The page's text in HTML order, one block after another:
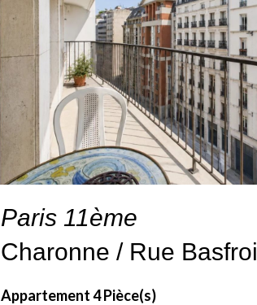
Paris 11ème
Charonne / Rue Basfroi
Appartement 4 Pièce(s)